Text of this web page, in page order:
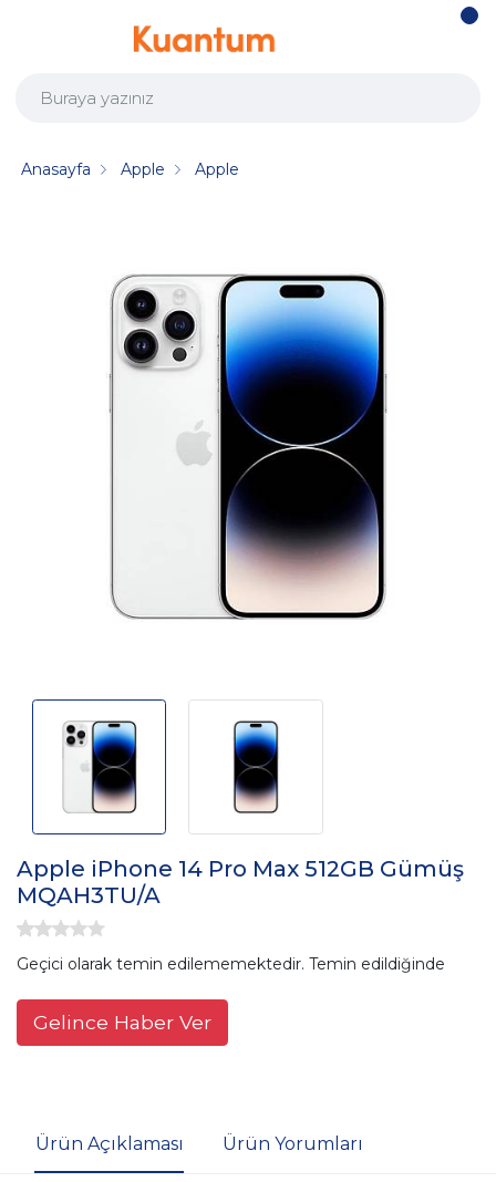
Anasayfa Apple Apple
Apple iPhone 14 Pro Max 512GB Gümüş
MQAH3TU/A
Geçici olarak temin edilememektedir. Temin edildiğinde
Gelince Haber Ver
Ürün Açıklaması Ürün Yorumları